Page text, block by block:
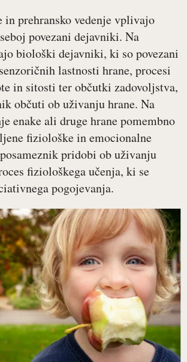
in prehransko vedenje vplivajo
povezani dejavniki. Na
biološki dejavniki, ki so povezani
lastnosti hrane, procesi
in sitosti ter občutki zadovoljstva,
občuti ob uživanju hrane. Na
enake ali druge hrane pomembno
fiziološke in emocionalne
pridobi ob uživanju
fiziološkega učenja, ki se
pogojevanja.